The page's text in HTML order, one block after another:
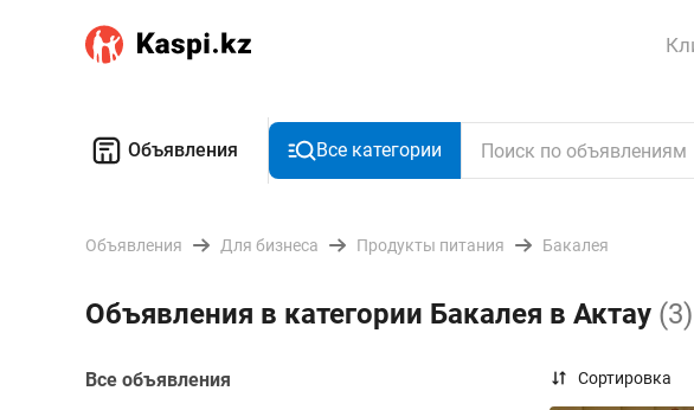
Объявления Все категории
Объявления Для бизнеса Продукты питания Бакалея
Объявления в категории Бакалея в Актау (3)
Все объявления
Сортировка